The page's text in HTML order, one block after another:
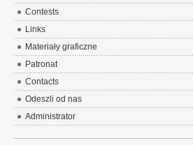
Contests
Links
Materiały graficzne
Patronat
Contacts
Odeszli od nas
Administrator